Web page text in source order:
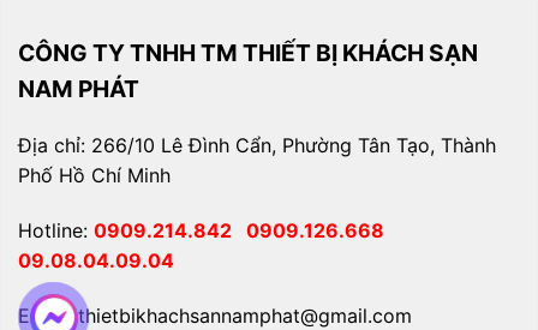
CÔNG TY TNHH TM THIẾT BỊ KHÁCH SẠN
NAM PHÁT
Địa chỉ: 266/10 Lê Đình Cẩn, Phường Tân Tạo, Thành
Phố Hồ Chí Minh
Hotline: 0909.214.842 0909.126.668
09.08.04.09.04
Email: thietbikhachsannamphat@gmail.com